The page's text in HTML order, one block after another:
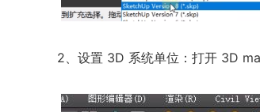
2、设置 3D 系统单位：打开 3D